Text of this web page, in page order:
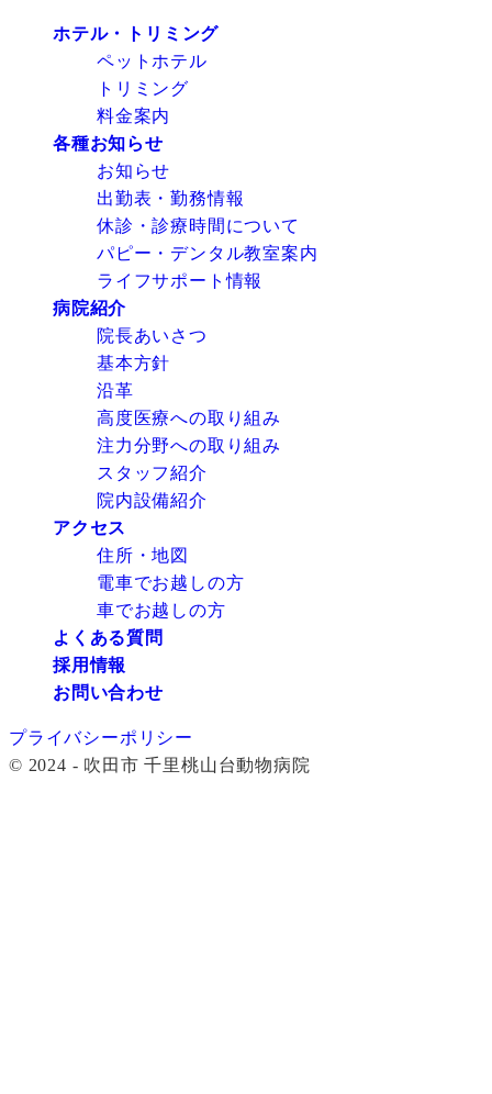
ホテル・トリミング
ペットホテル
トリミング
料金案内
各種お知らせ
お知らせ
出勤表・勤務情報
休診・診療時間について
パピー・デンタル教室案内
ライフサポート情報
病院紹介
院長あいさつ
基本方針
沿革
高度医療への取り組み
注力分野への取り組み
スタッフ紹介
院内設備紹介
アクセス
住所・地図
電車でお越しの方
車でお越しの方
よくある質問
採用情報
お問い合わせ
プライバシーポリシー
© 2024 - 吹田市 千里桃山台動物病院